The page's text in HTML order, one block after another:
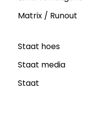
Matrix / Runout
Staat hoes
Staat media
Staat